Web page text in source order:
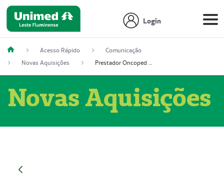
Login
Acesso Rápido
Comunicação
Novas Aquisições
Prestador Oncoped Serviços Médicos (51004335-0)
Novas Aquisições